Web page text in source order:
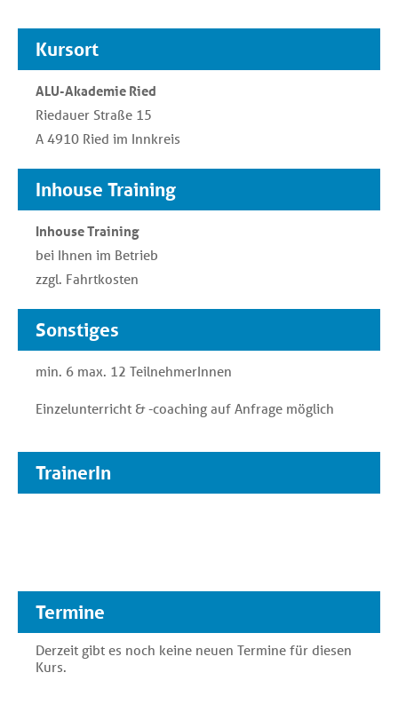
Kursort
ALU-Akademie Ried
Riedauer Straße 15
A 4910 Ried im Innkreis
Inhouse Training
Inhouse Training
bei Ihnen im Betrieb
zzgl. Fahrtkosten
Sonstiges
min. 6 max. 12 TeilnehmerInnen
Einzelunterricht & -coaching auf Anfrage möglich
TrainerIn
Termine
Derzeit gibt es noch keine neuen Termine für diesen
Kurs.